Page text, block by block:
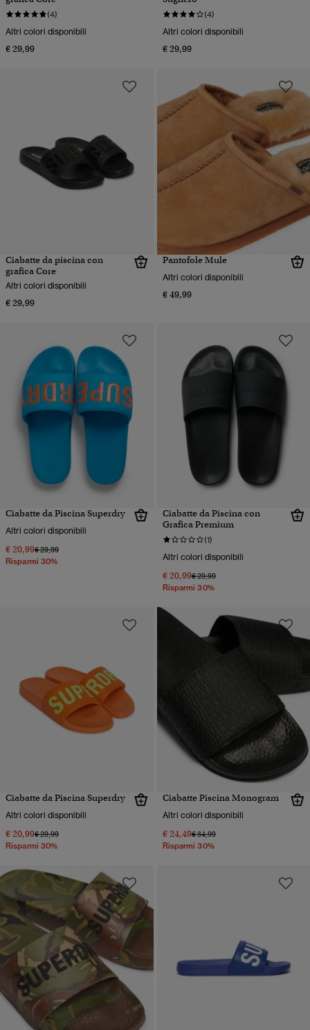
(4)
Altri colori disponibili
€ 29,99
(4)
Altri colori disponibili
€ 29,99
Ciabatte da piscina con
grafica Core
Altri colori disponibili
€ 29,99
Pantofole Mule
Altri colori disponibili
€ 49,99
Ciabatte da Piscina Superdry
Altri colori disponibili
€ 20,99Prezzo ridotto da
€ 29,99a
Risparmi 30%
Ciabatte da Piscina con
Grafica Premium
(1)
Altri colori disponibili
€ 20,99Prezzo ridotto da
€ 29,99a
Risparmi 30%
Ciabatte da Piscina Superdry
Altri colori disponibili
€ 20,99Prezzo ridotto da
€ 29,99a
Risparmi 30%
Ciabatte Piscina Monogram
Altri colori disponibili
€ 24,49Prezzo ridotto da
€ 34,99a
Risparmi 30%